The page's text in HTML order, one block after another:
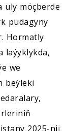
uly möçberde
pudagyny
Hormatly
laýyklykda,
we
beýleki
2025-nji